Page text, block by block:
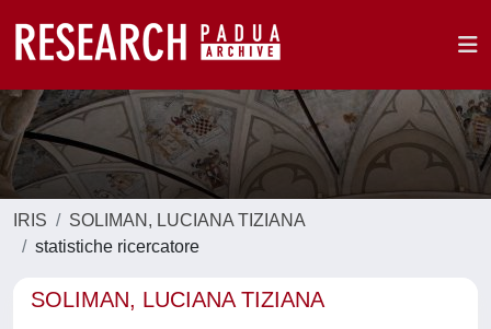
IRIS
SOLIMAN, LUCIANA TIZIANA
statistiche ricercatore
SOLIMAN, LUCIANA TIZIANA